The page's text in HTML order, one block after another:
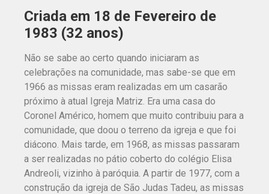
Criada em 18 de Fevereiro de
1983 (32 anos)
Não se sabe ao certo quando iniciaram as
celebrações na comunidade, mas sabe-se que em
1966 as missas eram realizadas em um casarão
próximo à atual Igreja Matriz. Era uma casa do
Coronel Américo, homem que muito contribuiu para a
comunidade, que doou o terreno da igreja e que foi
diácono. Mais tarde, em 1968, as missas passaram
a ser realizadas no pátio coberto do colégio Elisa
Andreoli, vizinho à paróquia. A partir de 1977, com a
construção da igreja de São Judas Tadeu, as missas